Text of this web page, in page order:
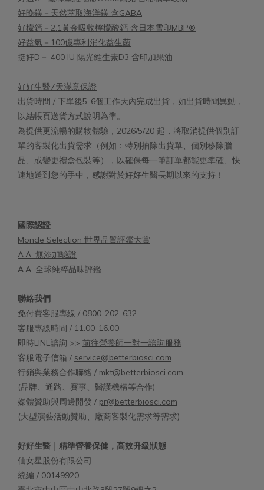
好晚鎂－天然萃取海洋鎂 含GABA
好檬鈣－2:1黃金吸收檸檬酸鈣 含日本雪印MBP®
好益氣－100億專利消化益生菌
挺好D－ 400 IU 陽光維生素D3 含印加果油
好好生醫7天滿意保證
出貨時間 / 下單後5-6個工作天內完成出貨，如出貨時間異動，
以結帳頁送貨方式說明為準。
為提供更流暢的購物體驗，2026/5/20 起，將取消提供個別訂
單的客製化出貨需求（例如：特別抽除出貨單、個別移除贈
品、或變更禮盒包裝等），以確保每一筆訂單都能更準確、快
速地送到您的手中，感謝對於好好生醫長期以來的支持！
國際認證
Monde Selection 世界品質評鑑大賞
A.A. 無添加驗證
A.A. 全球純粹品味評鑑
聯絡我們
免付費客服專線 / 0800-202-632
客服專線時間 / 11:00-16:00
即時LINE諮詢 >> 前往營養師一對一諮詢服務
客服電子信箱 / service@betterbiosci.com
行銷與業務合作聯絡 / mkt@betterbiosci.com
(品牌、通路、賽事、醫護機構等合作)
媒體贊助與周邊開發 / pr@betterbiosci.com
(大型演藝活動贊助、廠商客製化需求等需求)
好好生醫｜精準營養保健，高效升級狀態
仙女星股份有限公司
統編 / 00149920